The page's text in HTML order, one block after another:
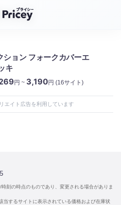
ション フォークカバーエ
キ
円 ~ 3,190円 (16サイト)
エイト広告を利用しています
刻の時点のものであり、変更される場合がありま
当するサイトに表示されている価格および在庫状